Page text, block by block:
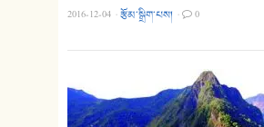
2016-12-04 ·རྩོམ་སྒྲིག་པས། · 0